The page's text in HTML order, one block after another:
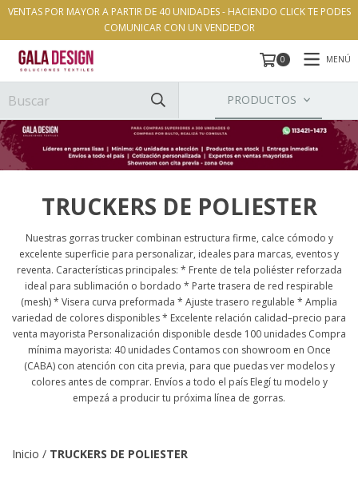
VENTAS POR MAYOR A PARTIR DE 40 UNIDADES - HACIENDO CLICK TE PODES
COMUNICAR CON UN VENDEDOR
0 MENÚ
PRODUCTOS
TRUCKERS DE POLIESTER
Nuestras gorras trucker combinan estructura firme, calce cómodo y
excelente superficie para personalizar, ideales para marcas, eventos y
reventa. Características principales: * Frente de tela poliéster reforzada
ideal para sublimación o bordado * Parte trasera de red respirable
(mesh) * Visera curva preformada * Ajuste trasero regulable * Amplia
variedad de colores disponibles * Excelente relación calidad–precio para
venta mayorista Personalización disponible desde 100 unidades Compra
mínima mayorista: 40 unidades Contamos con showroom en Once
(CABA) con atención con cita previa, para que puedas ver modelos y
colores antes de comprar. Envíos a todo el país Elegí tu modelo y
empezá a producir tu próxima línea de gorras.
Inicio / TRUCKERS DE POLIESTER